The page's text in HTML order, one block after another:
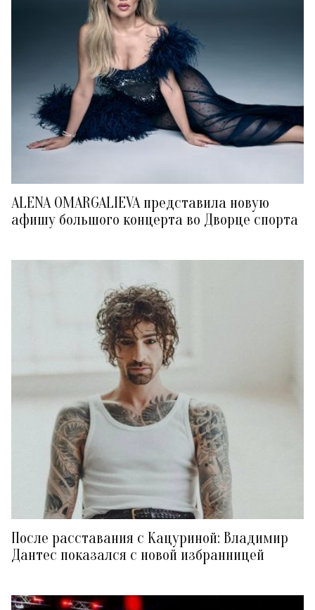
ALENA OMARGALIEVA представила новую
афишу большого концерта во Дворце спорта
После расставания с Кацуриной: Владимир
Дантес показался с новой избранницей